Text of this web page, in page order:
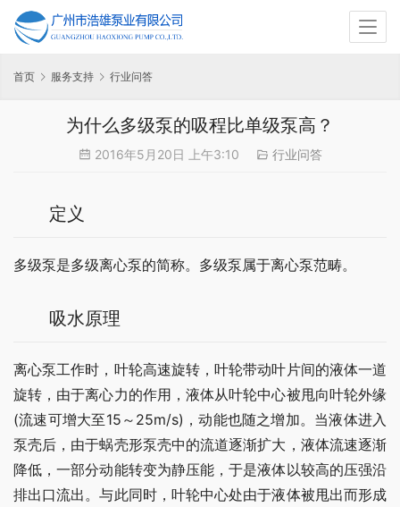
首页 服务支持 行业问答
为什么多级泵的吸程比单级泵高？
2016年5月20日 上午3:10 行业问答
定义
多级泵是多级离心泵的简称。多级泵属于离心泵范畴。
吸水原理
离心泵工作时，叶轮高速旋转，叶轮带动叶片间的液体一道
旋转，由于离心力的作用，液体从叶轮中心被甩向叶轮外缘
(流速可增大至15～25m/s)，动能也随之增加。当液体进入
泵壳后，由于蜗壳形泵壳中的流道逐渐扩大，液体流速逐渐
降低，一部分动能转变为静压能，于是液体以较高的压强沿
排出口流出。与此同时，叶轮中心处由于液体被甩出而形成